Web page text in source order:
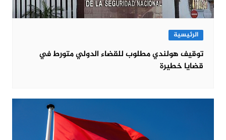
الرئيسية
توقيف هولندي مطلوب للقضاء الدولي متورط في
قضايا خطيرة